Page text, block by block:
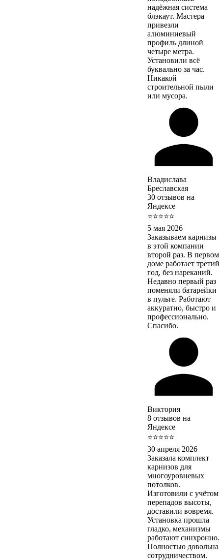
надёжная система
блэкаут. Мастера
привезли
алюминиевый
профиль длиной
четыре метра.
Установили всё
буквально за час.
Никакой
строительной пыли
или мусора.
Владислава
Бреславская
30 отзывов на
Яндексе
⭐⭐⭐⭐⭐
5 мая 2026
Заказываем карнизы
в этой компании
второй раз. В первом
доме работает третий
год, без нареканий.
Недавно первый раз
поменяли батарейки
в пульте. Работают
аккуратно, быстро и
профессионально.
Спасибо.
Виктория
8 отзывов на
Яндексе
⭐⭐⭐⭐⭐
30 апреля 2026
Заказала комплект
карнизов для
многоуровневых
потолков.
Изготовили с учётом
перепадов высоты,
доставили вовремя.
Установка прошла
гладко, механизмы
работают синхронно.
Полностью довольна
сотрудничеством.